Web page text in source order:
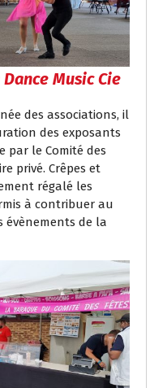
Music Cie
des associations, il
des exposants
par le Comité des
privé. Crêpes et
régalé les
à contribuer au
évènements de la